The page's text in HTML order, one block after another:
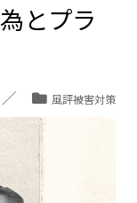
とプラ
風評被害対策